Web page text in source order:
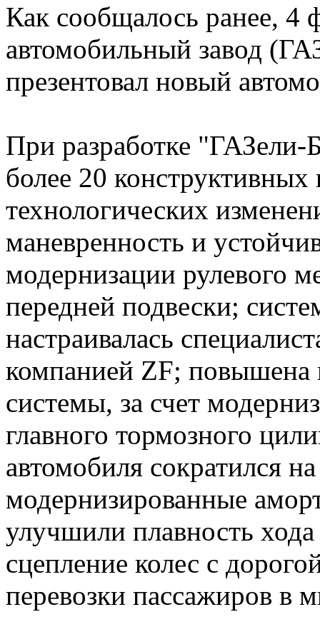
Как сообщалось ранее, 4
автомобильный завод
презентовал новый
При разработке "ГАЗели-
более 20
технологических
маневренность и
модернизации рулевого
передней подвески;
настраивалась
компанией ZF; повышена
системы, за счет
главного тормозного
автомобиля сократился
модернизированные
улучшили плавность
сцепление колес с
перевозки пассажиров в